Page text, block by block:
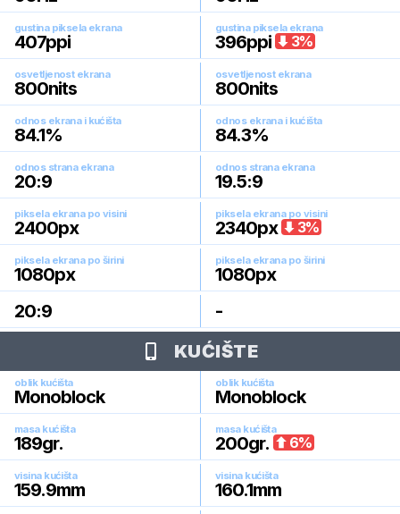
gustina piksela ekrana
407ppi
gustina piksela ekrana
396ppi 3%
osvetljenost ekrana
800nits
osvetljenost ekrana
800nits
odnos ekrana i kućišta
84.1%
odnos ekrana i kućišta
84.3%
odnos strana ekrana
20:9
odnos strana ekrana
19.5:9
piksela ekrana po visini
2400px
piksela ekrana po visini
2340px 3%
piksela ekrana po širini
1080px
piksela ekrana po širini
1080px
20:9
-
KUĆIŠTE
oblik kućišta
Monoblock
oblik kućišta
Monoblock
masa kućišta
189gr.
masa kućišta
200gr. 6%
visina kućišta
159.9mm
visina kućišta
160.1mm